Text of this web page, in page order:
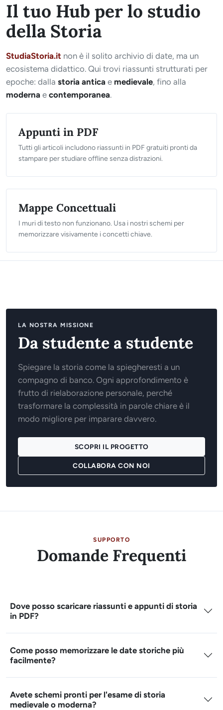
Il tuo Hub per lo studio
della Storia
StudiaStoria.it non è il solito archivio di date, ma un
ecosistema didattico. Qui trovi riassunti strutturati per
epoche: dalla storia antica e medievale, fino alla
moderna e contemporanea.
Appunti in PDF
Tutti gli articoli includono riassunti in PDF gratuiti pronti da
stampare per studiare offline senza distrazioni.
Mappe Concettuali
I muri di testo non funzionano. Usa i nostri schemi per
memorizzare visivamente i concetti chiave.
LA NOSTRA MISSIONE
Da studente a studente
Spiegare la storia come la spiegheresti a un
compagno di banco. Ogni approfondimento è
frutto di rielaborazione personale, perché
trasformare la complessità in parole chiare è il
modo migliore per imparare davvero.
SCOPRI IL PROGETTO
COLLABORA CON NOI
SUPPORTO
Domande Frequenti
Dove posso scaricare riassunti e appunti di storia
in PDF?
Come posso memorizzare le date storiche più
facilmente?
Avete schemi pronti per l'esame di storia
medievale o moderna?